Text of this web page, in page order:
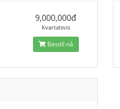
9,000,000đ
Kvartalsvis
Bestill nå